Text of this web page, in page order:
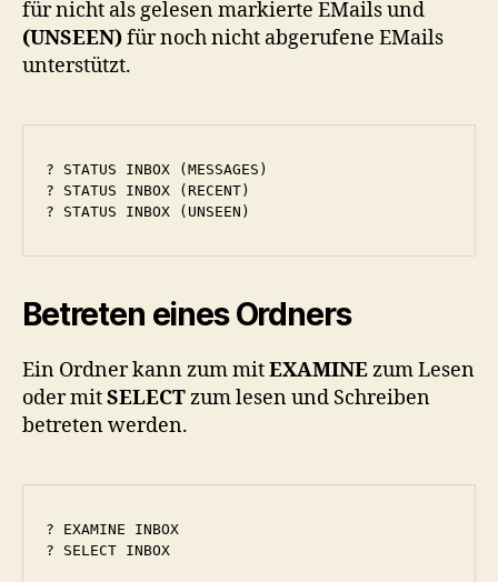
für nicht als gelesen markierte EMails und
(UNSEEN)für noch nicht abgerufene EMails
unterstützt.
? STATUS INBOX (MESSAGES)
? STATUS INBOX (RECENT)
? STATUS INBOX (UNSEEN)
Betreten eines Ordners
Ein Ordner kann zum mitEXAMINEzum Lesen
oder mitSELECTzum lesen und Schreiben
betreten werden.
? EXAMINE INBOX
? SELECT INBOX